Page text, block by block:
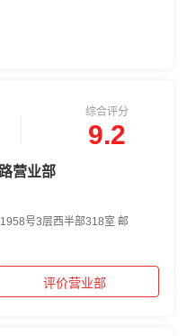
综合评分
9.2
营业部
号3层西半部318室 邮
评价营业部